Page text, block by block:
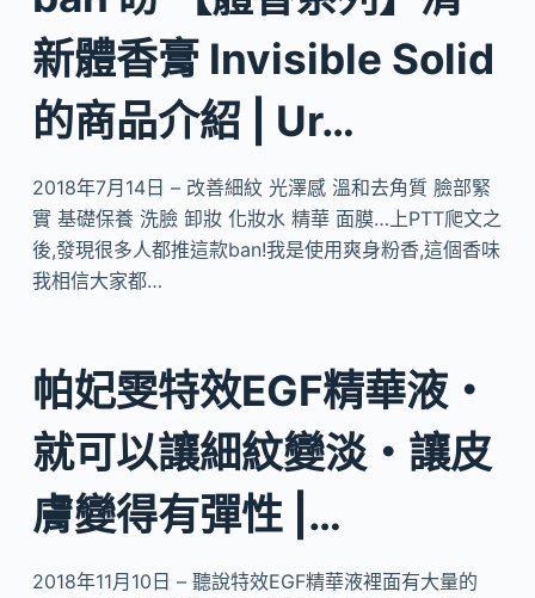
新體香膏 Invisible Solid
的商品介紹 | Ur…
2018年7月14日 – 改善細紋 光澤感 溫和去角質 臉部緊
實 基礎保養 洗臉 卸妝 化妝水 精華 面膜…上PTT爬文之
後,發現很多人都推這款ban!我是使用爽身粉香,這個香味
我相信大家都…
帕妃雯特效EGF精華液・
就可以讓細紋變淡・讓皮
膚變得有彈性 |…
2018年11月10日 – 聽說特效EGF精華液裡面有大量的